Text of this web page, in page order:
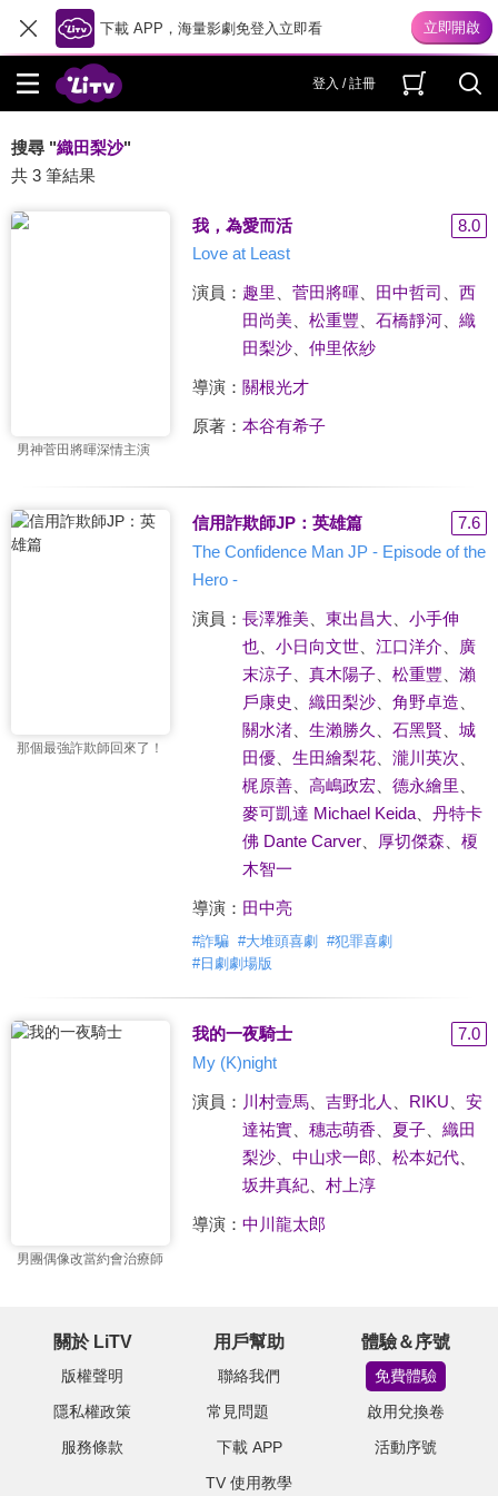
下載 APP，海量影劇免登入立即看
登入 / 註冊
搜尋 "織田梨沙"
共 3 筆結果
男神菅田將暉深情主演
我，為愛而活
8.0
Love at Least
演員： 趣里 菅田將暉、 田中哲司
西
田尚美、 松重豐 石橋靜河、 織
田梨沙、 仲里依紗
導演： 關根光才
原著： 本谷有希子
那個最強詐欺師回來了！
信用詐欺師JP：英雄篇
7.6
The Confidence Man JP - Episode of the
Hero -
演員： 長澤雅美、 東出昌大、 小手伸
也、 小日向文世、 江口洋介
廣
末涼子、 真木陽子、 松重豐
瀨
戶康史
織田梨沙、 角野卓造
關水渚、 生瀨勝久 石黑賢
城
田優、 生田繪梨花、 瀧川英次
梶原善、 高嶋政宏 德永繪里
麥可凱達 Michael Keida、 丹特卡
佛 Dante Carver、 厚切傑森
榎
木智一
導演： 田中亮
#詐騙 #大堆頭喜劇 #犯罪喜劇
#日劇劇場版
男團偶像改當約會治療師
我的一夜騎士
7.0
My (K)night
演員： 川村壹馬、 吉野北人 RIKU
安
達祐實、 穗志萌香 夏子、 織田
梨沙、 中山求一郎 松本妃代、
坂井真紀、 村上淳
導演： 中川龍太郎
關於 LiTV
版權聲明
隱私權政策
服務條款
用戶幫助
聯絡我們
常見問題
下載 APP
TV 使用教學
體驗＆序號
免費體驗
啟用兌換卷
活動序號